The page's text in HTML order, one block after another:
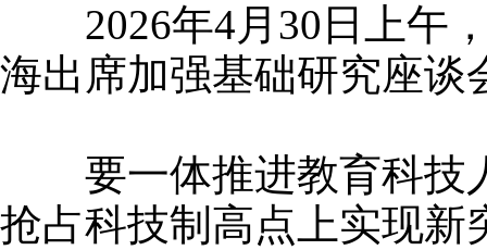
2026年4月30日上午，
海出席加强基础研究座谈
要一体推进教育科技人
抢占科技制高点上实现新